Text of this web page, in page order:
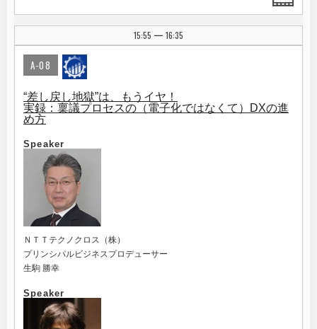
15:55 | 16:35
A-08
“差し戻し地獄”は、もうイヤ！
実録：稟議プロセスの（電子化ではなくて）DXの進
め方
Speaker
ＮＴＴテクノクロス（株）
プリンシパルビジネスプロデューサー
生駒 勝幸
Speaker